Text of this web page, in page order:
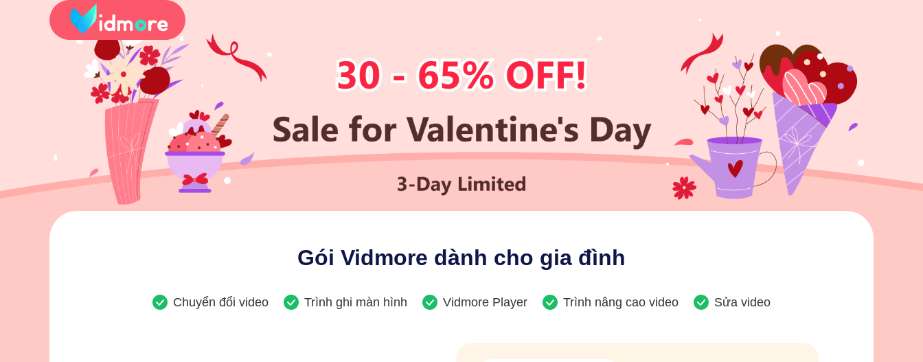
Gói Vidmore dành cho gia đình
Chuyển đổi video Trình ghi màn hình Vidmore Player Trình nâng cao video Sửa video